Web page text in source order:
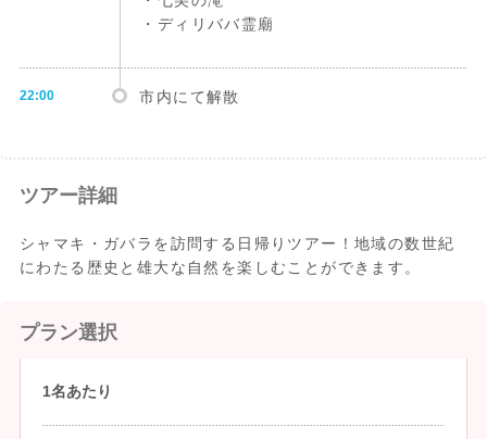
・ディリババ霊廟
22:00 市内にて解散
ツアー詳細
シャマキ・ガバラを訪問する日帰りツアー！地域の数世紀
にわたる歴史と雄大な自然を楽しむことができます。
プラン選択
1名あたり